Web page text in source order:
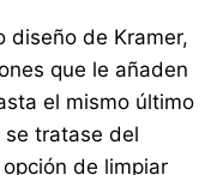
diseño de Kramer,
que le añaden
el mismo último
se tratase del
de limpiar